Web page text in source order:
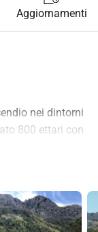
Aggiornamenti
nei dintorni
800 ettari con
l'olio
Molti parenti e